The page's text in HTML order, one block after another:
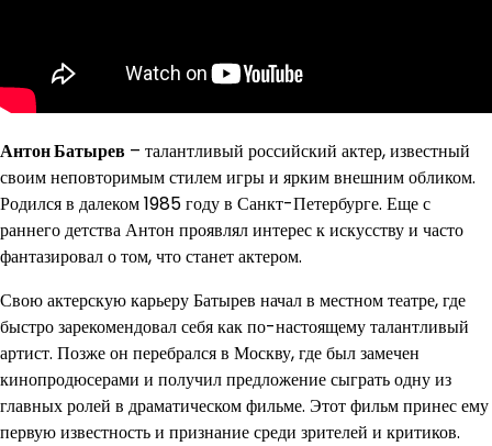
Антон Батырев – талантливый российский актер, известный
своим неповторимым стилем игры и ярким внешним обликом.
Родился в далеком 1985 году в Санкт-Петербурге. Еще с
раннего детства Антон проявлял интерес к искусству и часто
фантазировал о том, что станет актером.
Свою актерскую карьеру Батырев начал в местном театре, где
быстро зарекомендовал себя как по-настоящему талантливый
артист. Позже он перебрался в Москву, где был замечен
кинопродюсерами и получил предложение сыграть одну из
главных ролей в драматическом фильме. Этот фильм принес ему
первую известность и признание среди зрителей и критиков.